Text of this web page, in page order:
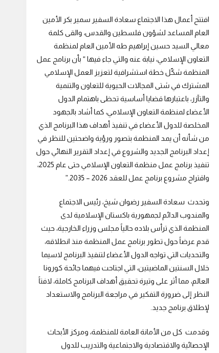
افتتح أعمال هذا الاجتماع سعادة السفير سمير بكر الأمين
العام المساعد لشؤون فلسطين والقدس، والقى كلمة
معالي السيد حسين إبراهيم طه الأمين العام لمنظمة
التعاون الإسلامي، نيابة عنه والتي جاء فيها “ بأن برنامج عمل
المنظمة شكّل خطة استشرافية لتعزيز العمل الإسلامي
المشترك في شتى المجالات الحيوية للتعاون والتنمية
والتآزر، باعتبارها قضايا أساسية تحظى باهتمام الدول
الأعضاء لمنظمة التعاون الإسلامي، كما أشاد بالجهود
المخلصة للدول الأعضاء في تنفيذ أهداف هذا البرنامج الذي
من شأنه أن يمد المنظمة بتصور ورؤية واضحتين للنظر في
إعداد البرنامج الجديد والشروع في إعداد التقرير النهائي حول
تنفيذ برنامج عمل منظمة التعاون الإسلامي حتى عام 2025،
واقتراح مشروع برنامج عمل للعقد 2026 – 2035.”
وتحدث سعادة السفير رضوان شيخ، رئيس الاجتماع
والمندوب الدائم لجمهورية باكستان الإسلامية لدى
المنظمة الذي ترأس بلاده حالياً مجلس وزراء الخارجية، حيث
قدم عرضاً حول تطور برنامج عمل المنظمة منذ انطلاقه،
والتحديات التي تواجه الدول الأعضاء لتنفيذ البرنامج لاسيما
خلال السنتين الماضيتين، التي اجتاحت فيهما جائحة كورونا
العالم، مما أثر على وتيرة تحقيق أهداف البرنامج كاملة، لافتاً
النظر إلى ضرورة التفكير في مراجعة البرنامج والاستعداد
لإطلاق برنامج جديد.
وقدمت كل من الأمانة العامة للمنظمة، ومركز الأبحاث
الإحصائية والاقتصادية والاجتماعية والتدريب للدول